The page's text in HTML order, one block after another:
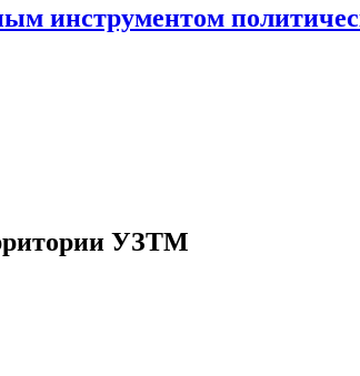
инструментом
УЗТМ